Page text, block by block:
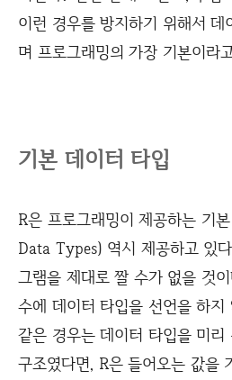
이런 경우를 방지하기 위해서
며 프로그래밍의 가장 기본이라
기본 데이터 타입
R은 프로그래밍이 제공하는 기
Data Types) 역시 제공하고 있
그램을 제대로 짤 수가 없을 것
수에 데이터 타입을 선언을 하지
같은 경우는 데이터 타입을 미리
구조였다면, R은 들어오는 값을